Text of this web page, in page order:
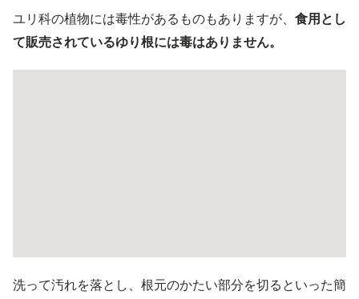
ユリ科の植物には毒性があるものもありますが、 食用とし
て販売されているゆり根には毒はありません。
洗って汚れを落とし、根元のかたい部分を切るといった簡